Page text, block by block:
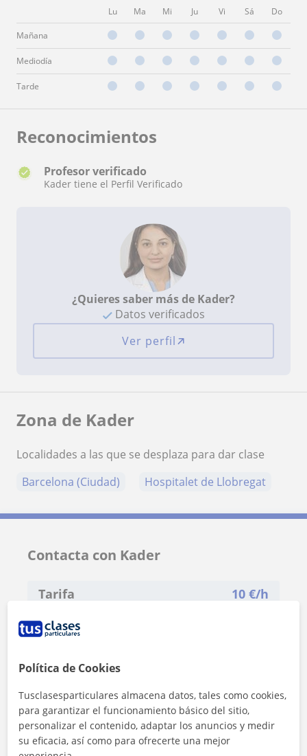
Lu Ma Mi Ju Vi Sá Do
Mañana
Mediodía
Tarde
Reconocimientos
Profesor verificado
Kader tiene el Perfil Verificado
¿Quieres saber más de Kader?
Datos verificados
Ver perfil
Zona de Kader
Localidades a las que se desplaza para dar clase
Barcelona (Ciudad)
Hospitalet de Llobregat
Contacta con Kader
Tarifa 10 €/h
1ª clase gratis
Política de Cookies
Tusclasesparticulares almacena datos, tales como cookies,
para garantizar el funcionamiento básico del sitio,
personalizar el contenido, adaptar los anuncios y medir
su eficacia, así como para ofrecerte una mejor